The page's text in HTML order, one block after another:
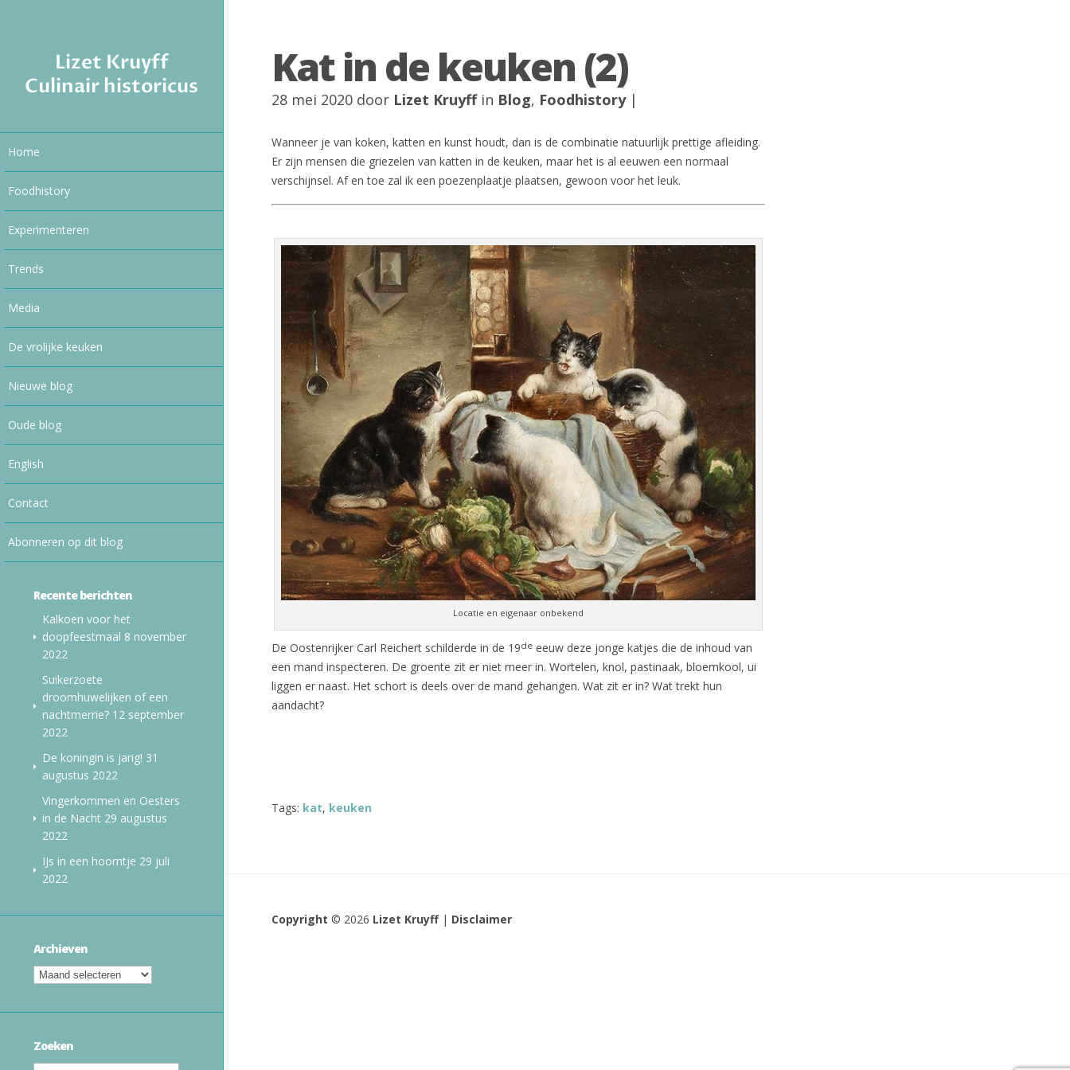
Lizet Kruyff
Culinair historicus
Home
Foodhistory
Experimenteren
Trends
Media
De vrolijke keuken
Nieuwe blog
Oude blog
English
Contact
Abonneren op dit blog
Recente berichten
Kalkoen voor het
doopfeestmaal 8 november
2022
Suikerzoete
droomhuwelijken of een
nachtmerrie? 12 september
2022
De koningin is jarig! 31
augustus 2022
Vingerkommen en Oesters
in de Nacht 29 augustus
2022
IJs in een hoorntje 29 juli
2022
Archieven
Zoeken
Kat in de keuken (2)
28 mei 2020 door Lizet Kruyffin Blog, Foodhistory|
Wanneer je van koken, katten en kunst houdt, dan is de combinatie natuurlijk prettige afleiding.
Er zijn mensen die griezelen van katten in de keuken, maar het is al eeuwen een normaal
verschijnsel. Af en toe zal ik een poezenplaatje plaatsen, gewoon voor het leuk.
Locatie en eigenaar onbekend
De Oostenrijker Carl Reichert schilderde in de 19de eeuw deze jonge katjes die de inhoud van
een mand inspecteren. De groente zit er niet meer in. Wortelen, knol, pastinaak, bloemkool, ui
liggen er naast. Het schort is deels over de mand gehangen. Wat zit er in? Wat trekt hun
aandacht?
Tags: kat, keuken
Copyright © 2026 Lizet Kruyff| Disclaimer